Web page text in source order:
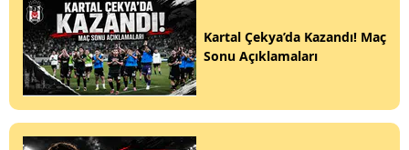
Kartal Çekya’da Kazandı! Maç
Sonu Açıklamaları